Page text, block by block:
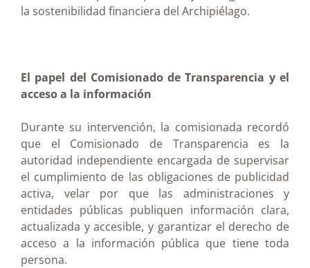
la sostenibilidad financiera del Archipiélago.
El papel del Comisionado de Transparencia y el
acceso a la información
Durante su intervención, la comisionada recordó
que el Comisionado de Transparencia es la
autoridad independiente encargada de supervisar
el cumplimiento de las obligaciones de publicidad
activa, velar por que las administraciones y
entidades públicas publiquen información clara,
actualizada y accesible, y garantizar el derecho de
acceso a la información pública que tiene toda
persona.